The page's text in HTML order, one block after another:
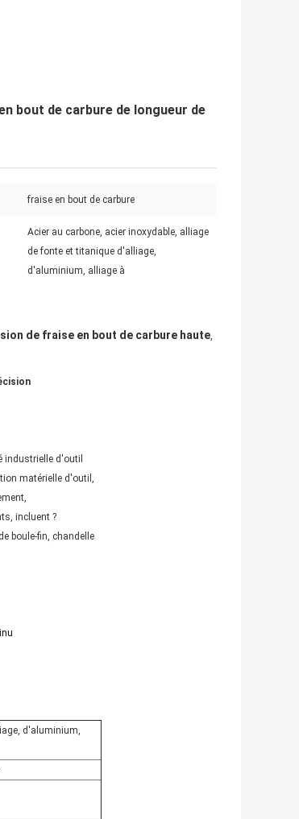
bout de carbure de longueur de
fraise en bout de carbure
Acier au carbone, acier inoxydable, alliage
de fonte et titanique d'alliage,
d'aluminium, alliage à
de fraise en bout de carbure haute,
industrielle d'outil
matérielle d'outil,
incluent ?
boule-fin, chandelle
d'aluminium,